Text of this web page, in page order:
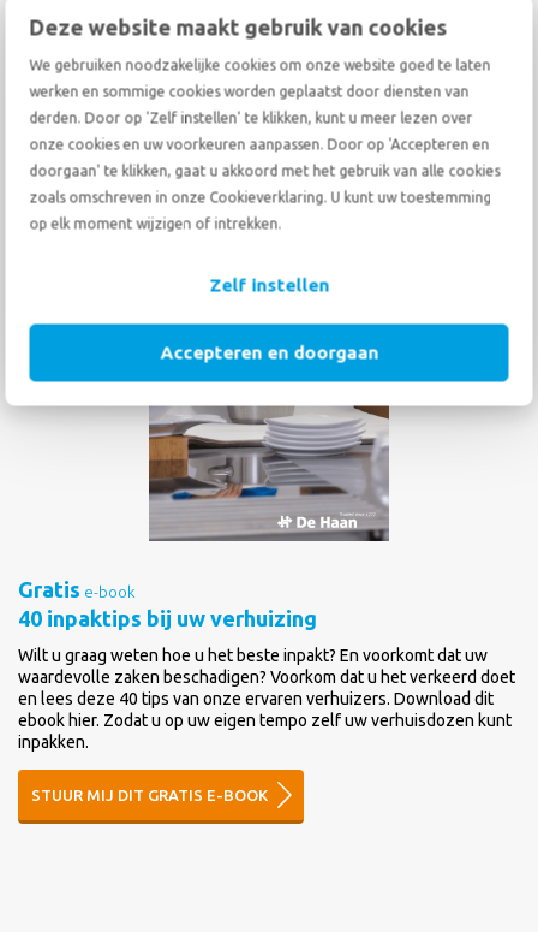
Deze website maakt gebruik van cookies
We gebruiken noodzakelijke cookies om onze website goed te laten
werken en sommige cookies worden geplaatst door diensten van
derden. Door op 'Zelf instellen' te klikken, kunt u meer lezen over
onze cookies en uw voorkeuren aanpassen. Door op 'Accepteren en
doorgaan' te klikken, gaat u akkoord met het gebruik van alle cookies
zoals omschreven in onze Cookieverklaring. U kunt uw toestemming
op elk moment wijzigen of intrekken.
Zelf instellen
Accepteren en doorgaan
STUUR MIJ DIT GRATIS E-BOOK
Gratis e-book
40 inpaktips bij uw verhuizing
Wilt u graag weten hoe u het beste inpakt? En voorkomt dat uw
waardevolle zaken beschadigen? Voorkom dat u het verkeerd doet
en lees deze 40 tips van onze ervaren verhuizers. Download dit
ebook hier. Zodat u op uw eigen tempo zelf uw verhuisdozen kunt
inpakken.
STUUR MIJ DIT GRATIS E-BOOK